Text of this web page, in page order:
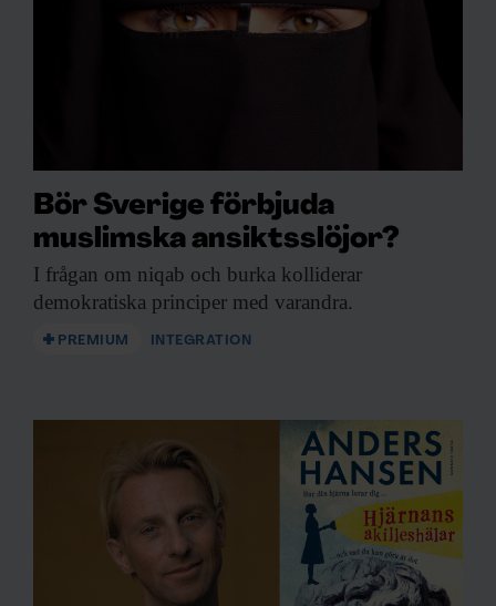
Bör Sverige förbjuda
muslimska ansiktsslöjor?
I frågan om niqab och burka kolliderar
demokratiska principer med varandra.
PREMIUM INTEGRATION